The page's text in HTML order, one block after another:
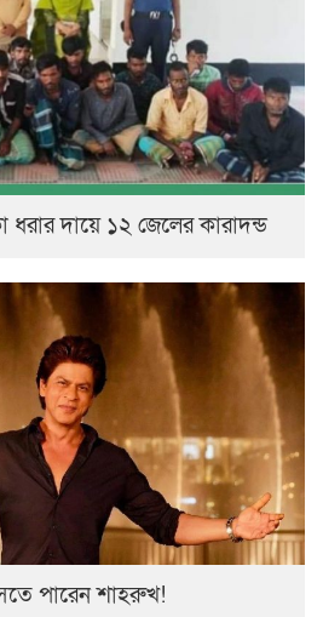
ধরার দায়ে ১২ জেলের কারাদন্ড
পারেন শাহরুখ!